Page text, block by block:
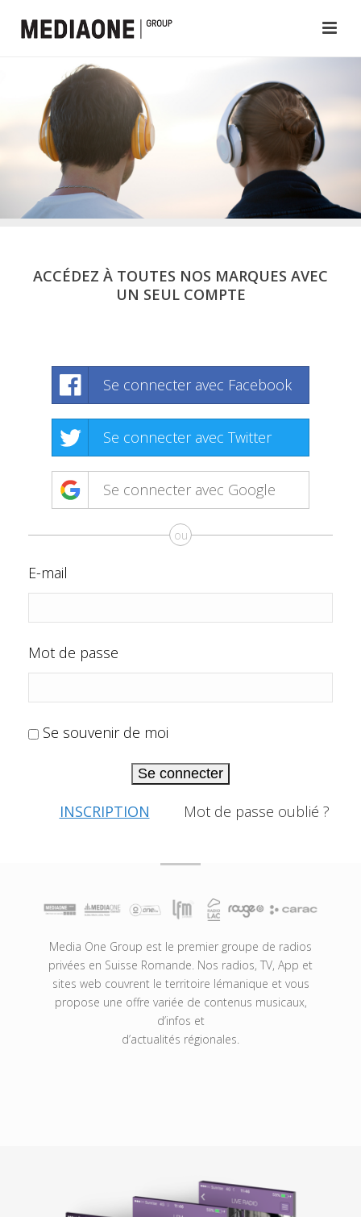
ACCÉDEZ À TOUTES NOS MARQUES AVEC
UN SEUL COMPTE
Se connecter avec Facebook
Se connecter avec Twitter
Se connecter avec Google
ou
E-mail
Mot de passe
Se souvenir de moi
Se connecter
INSCRIPTION Mot de passe oublié ?
Media One Group est le premier groupe de radios
privées en Suisse Romande. Nos radios, TV, App et
sites web couvrent le territoire lémanique et vous
propose une offre variée de contenus musicaux,
d’infos et
d’actualités régionales.